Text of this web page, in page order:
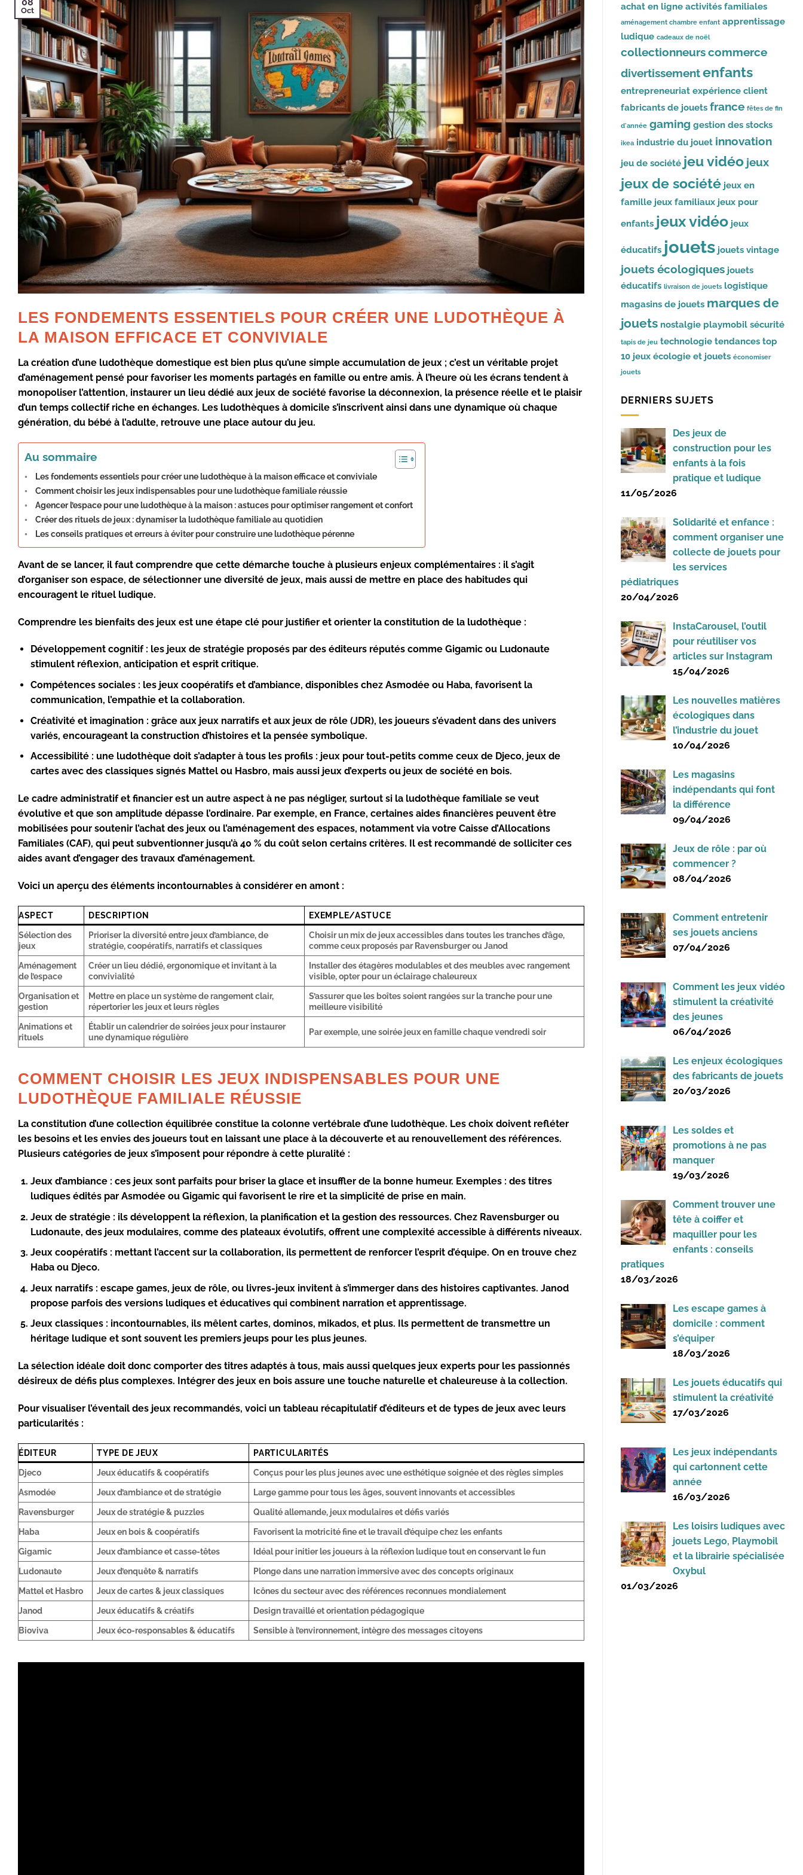
Oct
LES FONDEMENTS ESSENTIELS POUR CRÉER UNE LUDOTHÈQUE À
LA MAISON EFFICACE ET CONVIVIALE
La création d’une ludothèque domestique est bien plus qu’une simple accumulation de jeux ; c’est un véritable projet
d’aménagement pensé pour favoriser les moments partagés en famille ou entre amis. À l’heure où les écrans tendent à
monopoliser l’attention, instaurer un lieu dédié aux jeux de société favorise la déconnexion, la présence réelle et le plaisir
d’un temps collectif riche en échanges. Les ludothèques à domicile s’inscrivent ainsi dans une dynamique où chaque
génération, du bébé à l’adulte, retrouve une place autour du jeu.
Au sommaire
Les fondements essentiels pour créer une ludothèque à la maison efficace et conviviale
Comment choisir les jeux indispensables pour une ludothèque familiale réussie
Agencer l’espace pour une ludothèque à la maison : astuces pour optimiser rangement et confort
Créer des rituels de jeux : dynamiser la ludothèque familiale au quotidien
Les conseils pratiques et erreurs à éviter pour construire une ludothèque pérenne
Avant de se lancer, il faut comprendre que cette démarche touche à plusieurs enjeux complémentaires : il s’agit
d’organiser son espace, de sélectionner une diversité de jeux, mais aussi de mettre en place des habitudes qui
encouragent le rituel ludique.
Comprendre les bienfaits des jeux est une étape clé pour justifier et orienter la constitution de la ludothèque :
Développement cognitif : les jeux de stratégie proposés par des éditeurs réputés comme Gigamicou Ludonaute
stimulent réflexion, anticipation et esprit critique.
Compétences sociales : les jeux coopératifs et d’ambiance, disponibles chez Asmodéeou Haba, favorisent la
communication, l’empathie et la collaboration.
Créativité et imagination : grâce aux jeux narratifs et aux jeux de rôle (JDR), les joueurs s’évadent dans des univers
variés, encourageant la construction d’histoires et la pensée symbolique.
Accessibilité : une ludothèque doit s’adapter à tous les profils : jeux pour tout-petits comme ceux de Djeco, jeux de
cartes avec des classiques signés Mattelou Hasbro, mais aussi jeux d’experts ou jeux de société en bois.
Le cadre administratif et financier est un autre aspect à ne pas négliger, surtout si la ludothèque familiale se veut
évolutive et que son amplitude dépasse l’ordinaire. Par exemple, en France, certaines aides financières peuvent être
mobilisées pour soutenir l’achat des jeux ou l’aménagement des espaces, notamment via votre Caisse d’Allocations
Familiales (CAF), qui peut subventionner jusqu’à 40 % du coût selon certains critères. Il est recommandé de solliciter ces
aides avant d’engager des travaux d’aménagement.
Voici un aperçu des éléments incontournables à considérer en amont :
ASPECT DESCRIPTION
EXEMPLE/ASTUCE
Sélection des
jeux
Prioriser la diversité entre jeux d’ambiance, de
stratégie, coopératifs, narratifs et classiques
Choisir un mix de jeux accessibles dans toutes les tranches d’âge,
comme ceux proposés par Ravensburger ou Janod
Aménagement
de l’espace
Créer un lieu dédié, ergonomique et invitant à la
convivialité
Installer des étagères modulables et des meubles avec rangement
visible, opter pour un éclairage chaleureux
Organisation et
gestion
Mettre en place un système de rangement clair,
répertorier les jeux et leurs règles
S’assurer que les boîtes soient rangées sur la tranche pour une
meilleure visibilité
Animations et
rituels
Établir un calendrier de soirées jeux pour instaurer
une dynamique régulière
Par exemple, une soirée jeux en famille chaque vendredi soir
COMMENT CHOISIR LES JEUX INDISPENSABLES POUR UNE
LUDOTHÈQUE FAMILIALE RÉUSSIE
La constitution d’une collection équilibrée constitue la colonne vertébrale d’une ludothèque. Les choix doivent refléter
les besoins et les envies des joueurs tout en laissant une place à la découverte et au renouvellement des références.
Plusieurs catégories de jeux s’imposent pour répondre à cette pluralité :
Jeux d’ambiance : ces jeux sont parfaits pour briser la glace et insuffler de la bonne humeur. Exemples : des titres
ludiques édités par Asmodéeou Gigamicqui favorisent le rire et la simplicité de prise en main.
Jeux de stratégie : ils développent la réflexion, la planification et la gestion des ressources. Chez Ravensburgerou
Ludonaute, des jeux modulaires, comme des plateaux évolutifs, offrent une complexité accessible à différents niveaux.
Jeux coopératifs : mettant l’accent sur la collaboration, ils permettent de renforcer l’esprit d’équipe. On en trouve chez
Habaou Djeco.
Jeux narratifs : escape games, jeux de rôle, ou livres-jeux invitent à s’immerger dans des histoires captivantes. Janod
propose parfois des versions ludiques et éducatives qui combinent narration et apprentissage.
Jeux classiques : incontournables, ils mêlent cartes, dominos, mikados, et plus. Ils permettent de transmettre un
héritage ludique et sont souvent les premiers jeups pour les plus jeunes.
La sélection idéale doit donc comporter des titres adaptés à tous, mais aussi quelques jeux experts pour les passionnés
désireux de défis plus complexes. Intégrer des jeux en bois assure une touche naturelle et chaleureuse à la collection.
Pour visualiser l’éventail des jeux recommandés, voici un tableau récapitulatif d’éditeurs et de types de jeux avec leurs
particularités :
ÉDITEUR TYPE DE JEUX
PARTICULARITÉS
Djeco
Jeux éducatifs & coopératifs
Conçus pour les plus jeunes avec une esthétique soignée et des règles simples
Asmodée
Jeux d’ambiance et de stratégie
Large gamme pour tous les âges, souvent innovants et accessibles
Ravensburger
Jeux de stratégie & puzzles
Qualité allemande, jeux modulaires et défis variés
Haba
Jeux en bois & coopératifs
Favorisent la motricité fine et le travail d’équipe chez les enfants
Gigamic
Jeux d’ambiance et casse-têtes
Idéal pour initier les joueurs à la réflexion ludique tout en conservant le fun
Ludonaute
Jeux d’enquête & narratifs
Plonge dans une narration immersive avec des concepts originaux
Mattel et Hasbro
Jeux de cartes & jeux classiques
Icônes du secteur avec des références reconnues mondialement
Janod
Jeux éducatifs & créatifs
Design travaillé et orientation pédagogique
Bioviva
Jeux éco-responsables & éducatifs Sensible à l’environnement, intègre des messages citoyens
achat en ligne activités familiales
aménagement chambre enfant apprentissage
ludique cadeaux de noël
collectionneurscommerce
divertissementenfants
entrepreneuriat expérience client
fabricants de jouets france fêtes de fin
d'année gaming gestion des stocks
ikea industrie du jouet innovation
jeu de société jeu vidéo jeux
jeux de société jeux en
famille jeux familiaux jeux pour
enfants jeux vidéo jeux
éducatifs jouets jouets vintage
jouets écologiques jouets
éducatifs livraison de jouets logistique
magasins de jouets marques de
jouets nostalgie playmobil sécurité
tapis de jeu technologie tendances top
10 jeux écologie et jouets économiser
jouets
DERNIERS SUJETS
Des jeux de
construction pour les
enfants à la fois
pratique et ludique
11/05/2026
Solidarité et enfance :
comment organiser une
collecte de jouets pour
les services
pédiatriques
20/04/2026
InstaCarousel, l’outil
pour réutiliser vos
articles sur Instagram
15/04/2026
Les nouvelles matières
écologiques dans
l’industrie du jouet
10/04/2026
Les magasins
indépendants qui font
la différence
09/04/2026
Jeux de rôle : par où
commencer ?
08/04/2026
Comment entretenir
ses jouets anciens
07/04/2026
Comment les jeux vidéo
stimulent la créativité
des jeunes
06/04/2026
Les enjeux écologiques
des fabricants de jouets
20/03/2026
Les soldes et
promotions à ne pas
manquer
19/03/2026
Comment trouver une
tête à coiffer et
maquiller pour les
enfants : conseils
pratiques
18/03/2026
Les escape games à
domicile : comment
s’équiper
18/03/2026
Les jouets éducatifs qui
stimulent la créativité
17/03/2026
Les jeux indépendants
qui cartonnent cette
année
16/03/2026
Les loisirs ludiques avec
jouets Lego, Playmobil
et la librairie spécialisée
Oxybul
01/03/2026